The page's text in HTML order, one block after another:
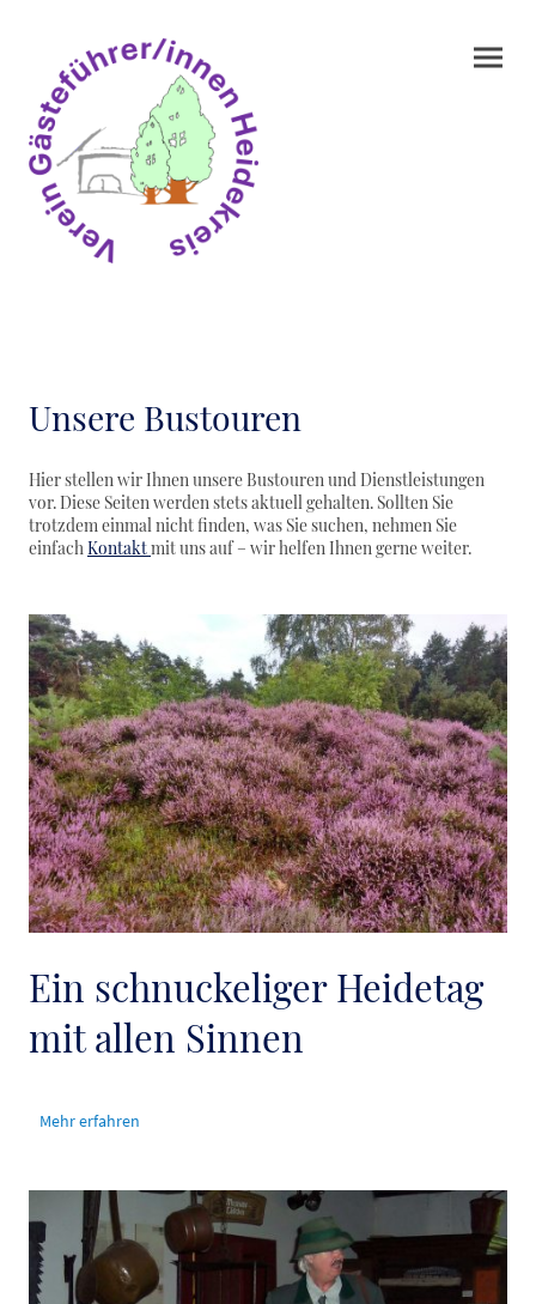
Unsere Bustouren
Hier stellen wir Ihnen unsere Bustouren und Dienstleistungen
vor. Diese Seiten werden stets aktuell gehalten. Sollten Sie
trotzdem einmal nicht finden, was Sie suchen, nehmen Sie
einfach Kontaktmit uns auf – wir helfen Ihnen gerne weiter.
Ein schnuckeliger Heidetag
mit allen Sinnen
Mehr erfahren